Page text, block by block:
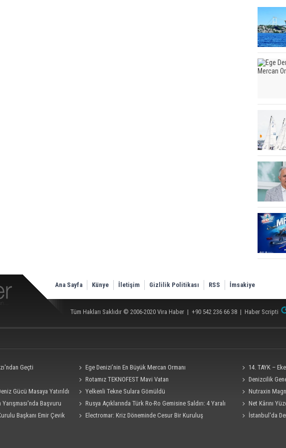
Ana Sayfa Künye İletişim Gizlilik Politikası RSS İmsakiye
Tüm Hakları Saklıdır © 2006-2020 Vira Haber | +90 542 236 66 38 | Haber Scripti
Geçti Ege Denizi’nin En Büyük Mercan Ormanı
14. TAYK –
Rotamız TEKNOFEST Mavi Vatan
Denizcilik
Ro-Ro Gemisi
Gücü Masaya Yatırıldı Yelkenli Tekne Sulara Gömüldü
Nutraxin
Rehberi
Başvuru
Rusya Açıklarında Türk Ro-Ro Gemisine Saldırı: 4 Yaralı
Net Kârını
Başkanı Emir Çevik
Electromar: Kriz Döneminde Cesur Bir Kuruluş
İstanbul'da